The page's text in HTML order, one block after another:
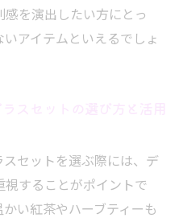
を演出したい方にとっ
アイテムといえるでしょ
セットを選ぶ際には、デ
することがポイントで
い紅茶やハーブティーも